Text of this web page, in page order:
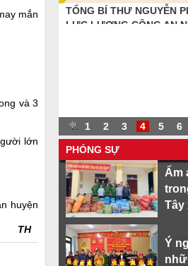
mắn
và 3
lớn
huyện
TH
DANH DỰ LÀ ĐIỀU
QUÝ NHẤT
TỔNG BÍ THƯ NGUYỄN
LỰC LƯỢNG CÔNG AN
. 1 2 3 4 5 6
PHÓNG SỰ
Ấm
Tây
Ý